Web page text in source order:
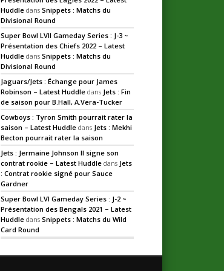
Huddle dansSnippets : Matchs du
Divisional Round
Super Bowl LVII Gameday Series : J-3 ~
Présentation des Chiefs 2022 – Latest
Huddle dansSnippets : Matchs du
Divisional Round
Jaguars/Jets : Échange pour James
Robinson – Latest Huddle dans Jets : Fin
de saison pour B.Hall, A.Vera-Tucker
Cowboys : Tyron Smith pourrait rater la
saison – Latest Huddle dans Jets : Mekhi
Becton pourrait rater la saison
Jets : Jermaine Johnson II signe son
contrat rookie – Latest Huddle dans Jets
: Contrat rookie signé pour Sauce
Gardner
Super Bowl LVI Gameday Series : J-2 ~
Présentation des Bengals 2021 – Latest
Huddle dansSnippets : Matchs du Wild
Card Round